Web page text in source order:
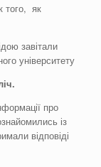
того, як
завітали
університету
.
про
із
відповіді